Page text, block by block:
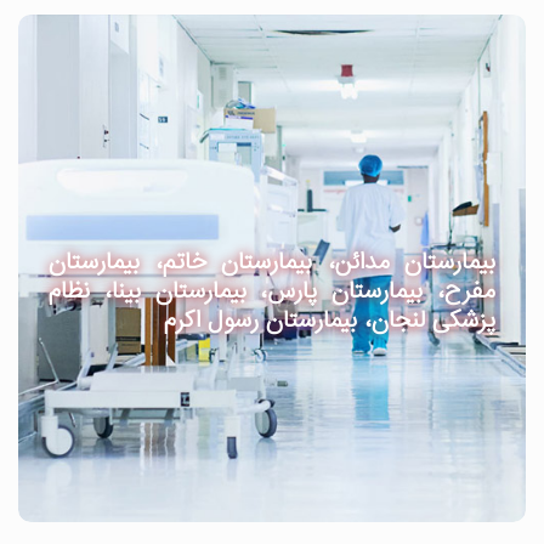
بیمارستان مدائن، بیمارستان خاتم، بیمارستان
مفرح، بیمارستان پارس، بیمارستان بینا، نظام
پزشکی لنجان، بیمارستان رسول اکرم